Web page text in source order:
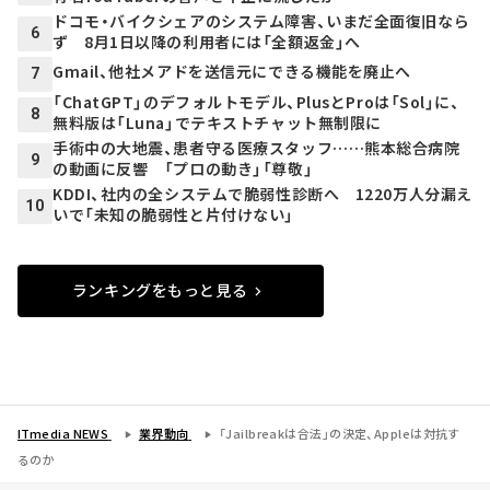
6
ドコモ・バイクシェアのシステム障害、いまだ全面復旧なら
ず 8月1日以降の利用者には「全額返金」へ
7 Gmail、他社メアドを送信元にできる機能を廃止へ
8
「ChatGPT」のデフォルトモデル、PlusとProは「Sol」に、
無料版は「Luna」でテキストチャット無制限に
9
手術中の大地震、患者守る医療スタッフ……熊本総合病院
の動画に反響 「プロの動き」「尊敬」
10
KDDI、社内の全システムで脆弱性診断へ 1220万人分漏え
いで「未知の脆弱性と片付けない」
ランキングをもっと見る
ITmedia NEWS 業界動向
「Jailbreakは合法」の決定、Appleは対抗す
るのか